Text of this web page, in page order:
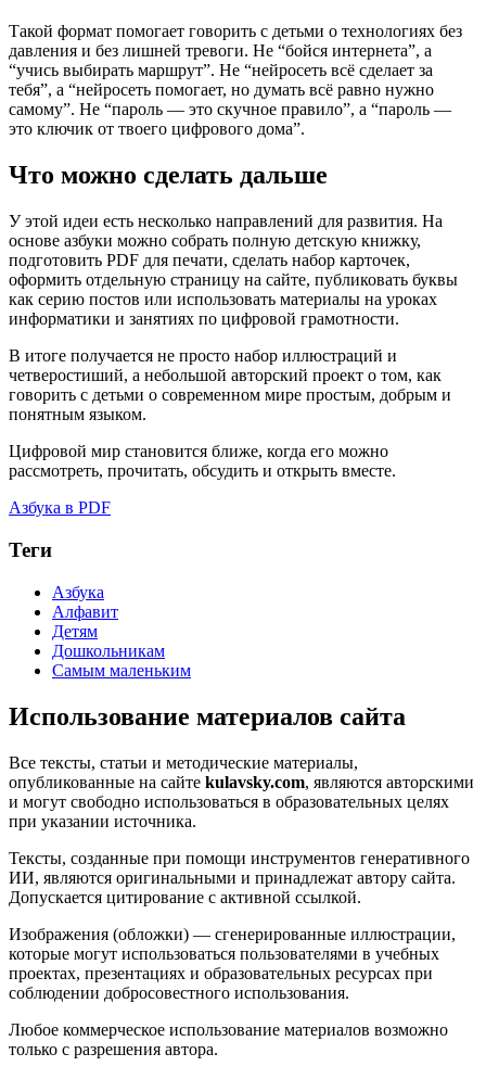
Такой формат помогает говорить с детьми о технологиях без
давления и без лишней тревоги. Не “бойся интернета”, а
“учись выбирать маршрут”. Не “нейросеть всё сделает за
тебя”, а “нейросеть помогает, но думать всё равно нужно
самому”. Не “пароль — это скучное правило”, а “пароль —
это ключик от твоего цифрового дома”.
Что можно сделать дальше
У этой идеи есть несколько направлений для развития. На
основе азбуки можно собрать полную детскую книжку,
подготовить PDF для печати, сделать набор карточек,
оформить отдельную страницу на сайте, публиковать буквы
как серию постов или использовать материалы на уроках
информатики и занятиях по цифровой грамотности.
В итоге получается не просто набор иллюстраций и
четверостиший, а небольшой авторский проект о том, как
говорить с детьми о современном мире простым, добрым и
понятным языком.
Цифровой мир становится ближе, когда его можно
рассмотреть, прочитать, обсудить и открыть вместе.
Азбука в PDF
Теги
Азбука
Алфавит
Детям
Дошкольникам
Самым маленьким
Использование материалов сайта
Все тексты, статьи и методические материалы,
опубликованные на сайте kulavsky.com, являются авторскими
и могут свободно использоваться в образовательных целях
при указании источника.
Тексты, созданные при помощи инструментов генеративного
ИИ, являются оригинальными и принадлежат автору сайта.
Допускается цитирование с активной ссылкой.
Изображения (обложки) — сгенерированные иллюстрации,
которые могут использоваться пользователями в учебных
проектах, презентациях и образовательных ресурсах при
соблюдении добросовестного использования.
Любое коммерческое использование материалов возможно
только с разрешения автора.